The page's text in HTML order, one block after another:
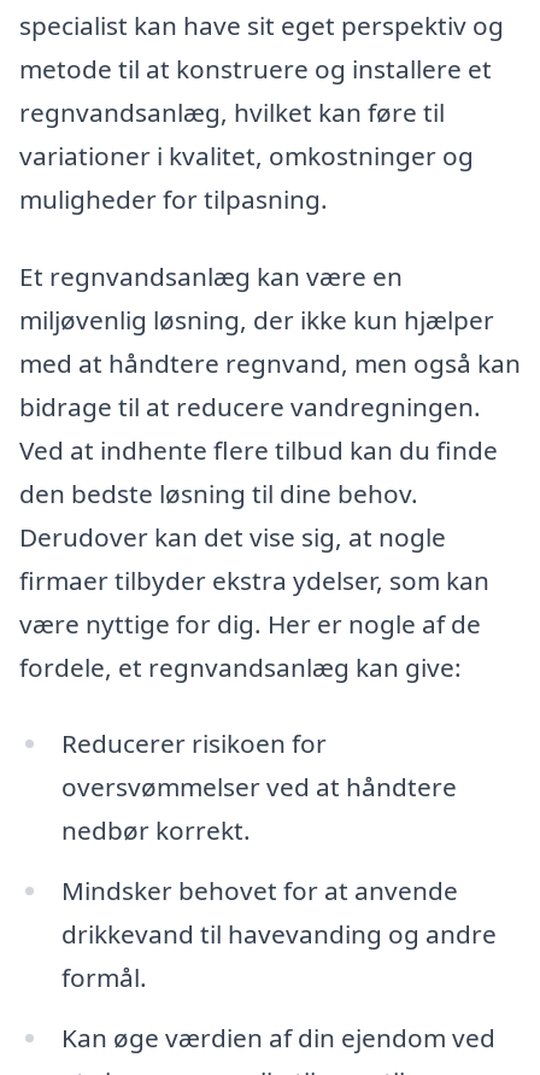
specialist kan have sit eget perspektiv og
metode til at konstruere og installere et
regnvandsanlæg, hvilket kan føre til
variationer i kvalitet, omkostninger og
muligheder for tilpasning.
Et regnvandsanlæg kan være en
miljøvenlig løsning, der ikke kun hjælper
med at håndtere regnvand, men også kan
bidrage til at reducere vandregningen.
Ved at indhente flere tilbud kan du finde
den bedste løsning til dine behov.
Derudover kan det vise sig, at nogle
firmaer tilbyder ekstra ydelser, som kan
være nyttige for dig. Her er nogle af de
fordele, et regnvandsanlæg kan give:
Reducerer risikoen for
oversvømmelser ved at håndtere
nedbør korrekt.
Mindsker behovet for at anvende
drikkevand til havevanding og andre
formål.
Kan øge værdien af din ejendom ved